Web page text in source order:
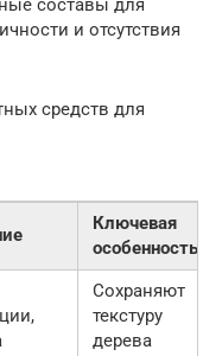
составы для
и отсутствия
средств для
Ключевая
особенность
Сохраняют
текстуру
дерева